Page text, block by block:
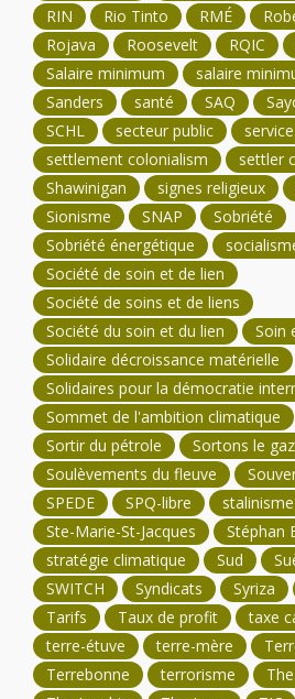
RIN
Rio Tinto RMÉ
Rojava
Roosevelt RQIC
Salaire minimum
salaire
Sanders
santé SAQ
SCHL
secteur public
settlement colonialism
settler
Shawinigan
signes religieux
Sionisme
SNAP
Sobriété
Sobriété énergétique
Société de soin et de lien
Société de soins et de liens
Société du soin et du lien
Soin
Solidaire décroissance matérielle
Solidaires pour la démocratie
Sommet de l'ambition climatique
Sortir du pétrole
Sortons le gaz
Soulèvements du fleuve
SPEDE
SPQ-libre stalinisme
Ste-Marie-St-Jacques
Stéphan
stratégie climatique
Sud
SWITCH
Syndicats Syriza
Tarifs
Taux de profit
taxe
terre-étuve
terre-mère
Terrebonne
terrorisme